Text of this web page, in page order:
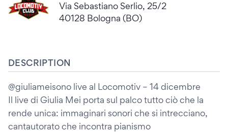
Via Sebastiano Serlio, 25/2
40128 Bologna (BO)
DESCRIPTION
@giuliameisono live al Locomotiv – 14 dicembre
Il live di Giulia Mei porta sul palco tutto ciò che la
rende unica: immaginari sonori che si intrecciano,
cantautorato che incontra pianismo